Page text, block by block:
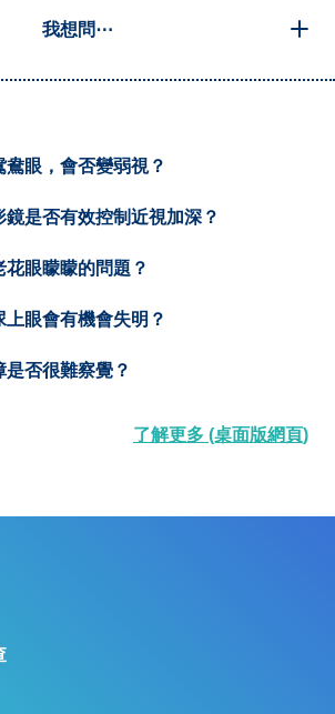
我想問⋯
鴦眼，會否變弱視？
鏡是否有效控制近視加深？
花眼矇矇的問題？
上眼會有機會失明？
是否很難察覺？
了解更多 (桌面版網頁)